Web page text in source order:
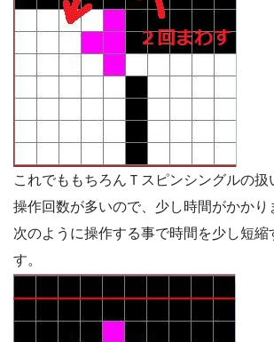
これでももちろんＴスピンシングルの
操作回数が多いので、少し時間がかかり
次のように操作する事で時間を少し短縮
す。